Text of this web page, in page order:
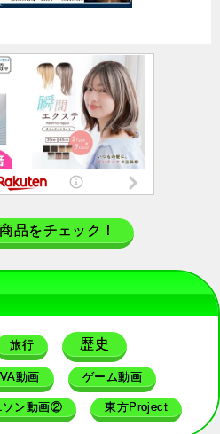
品をチェック！
旅行 歴史
動画 ゲーム動画
ソン動画② 東方Project